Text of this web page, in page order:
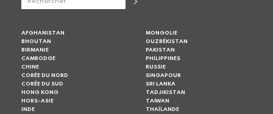
AFGHANISTAN
BHOUTAN
BIRMANIE
CAMBODGE
CHINE
CORÉE DU NORD
CORÉE DU SUD
HONG KONG
HORS-ASIE
INDE
MONGOLIE
OUZBÉKISTAN
PAKISTAN
PHILIPPINES
RUSSIE
SINGAPOUR
SRI LANKA
TADJIKISTAN
TAIWAN
THAÏLANDE